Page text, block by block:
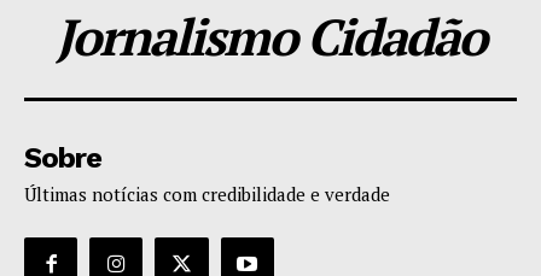
Jornalismo Cidadão
Sobre
Últimas notícias com credibilidade e verdade